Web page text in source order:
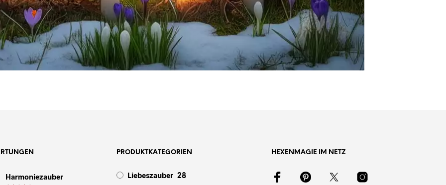
Harmoniezauber
PRODUKTKATEGORIEN
Liebeszauber 28
HEXENMAGIE IM NETZ